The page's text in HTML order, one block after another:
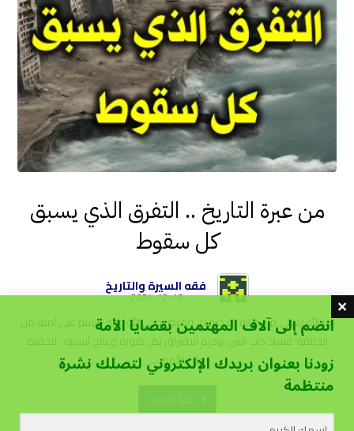
من عبرة التاريخ .. التفرق الذي يسبق
كل سقوط
فقه السيرة والتاريخ
2024-12-10
أمر الله تعالى في كتابه بالاجتماع، وخشي صلى الله عليه وسلم على أمته من
الحالقة؛ فساد ذات البين، وحرم الافتراق بكل صوره وعالج أسبابه.. للحفاظ
على الأمة. ...
انضم إلى آلاف المهتمين بقضايا الأمة
زودنا بعنوان بريدك الإلكتروني لتصلك نشرة
منتظمة